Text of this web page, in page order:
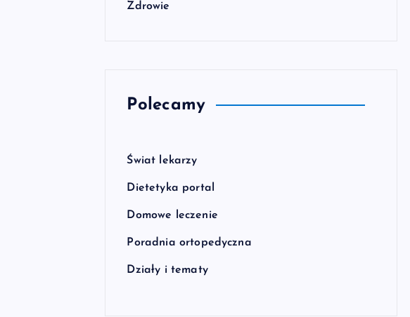
Zdrowie
Polecamy
Świat lekarzy
Dietetyka portal
Domowe leczenie
Poradnia ortopedyczna
Działy i tematy